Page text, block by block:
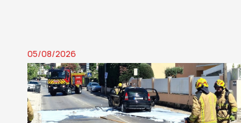
05/08/2026